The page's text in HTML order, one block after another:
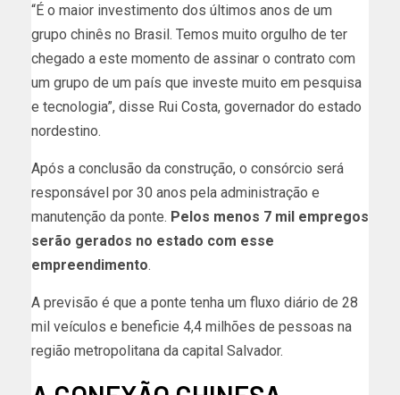
“É o maior investimento dos últimos anos de um
grupo chinês no Brasil. Temos muito orgulho de ter
chegado a este momento de assinar o contrato com
um grupo de um país que investe muito em pesquisa
e tecnologia”, disse Rui Costa, governador do estado
nordestino.
Após a conclusão da construção, o consórcio será
responsável por 30 anos pela administração e
manutenção da ponte. Pelos menos 7 mil empregos
serão gerados no estado com esse
empreendimento.
A previsão é que a ponte tenha um fluxo diário de 28
mil veículos e beneficie 4,4 milhões de pessoas na
região metropolitana da capital Salvador.